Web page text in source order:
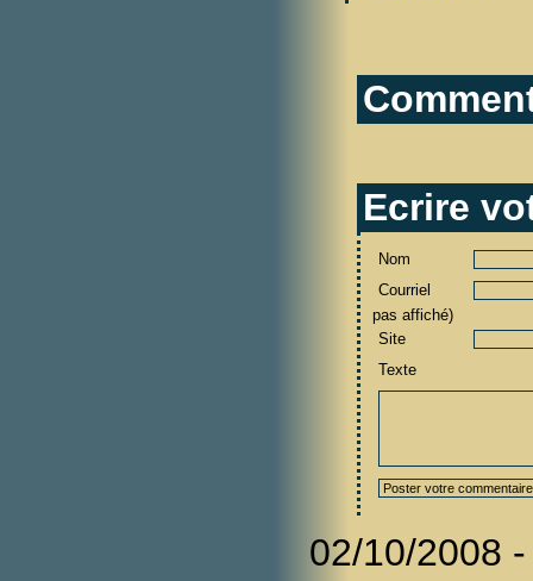
Ecrire
Nom
Courriel
pas affiché)
Site
Texte
02/10/2008